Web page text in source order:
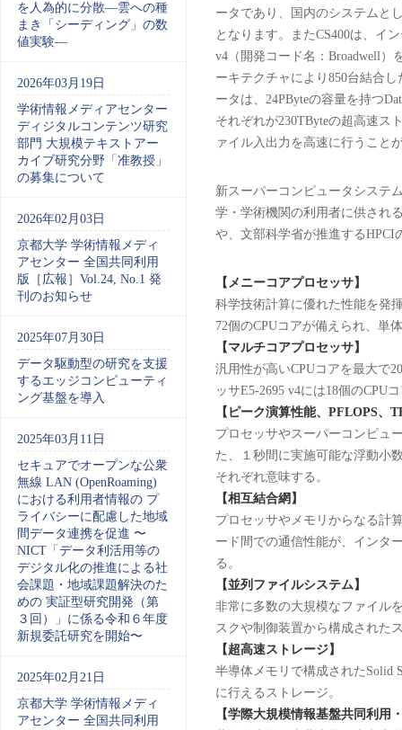
ータであり、国内のシステムと
となります。またCS400は、イ
v4（開発コード名：Broadwell）
ーキテクチャにより850台結合
ータは、24PByteの容量を持つ
それぞれが230TByteの超高速ス
ァイル入出力を高速に行うこと
新スーパーコンピュータシステ
学・学術機関の利用者に供され
や、文部科学省が推進する
【メニーコアプロセッサ】
科学技術計算に優れた性能を発
72個のCPUコアが備えられ、単
【マルチコアプロセッサ】
汎用性が高いCPUコアを最大で
ッサE5-2695 v4には18個のCPU
【ピーク演算性能、 PFLOPS、
プロセッサやスーパーコンピュ
た、１秒間に実施可能な浮動小
それぞれ意味する。
【相互結合網】
プロセッサやメモリからなる計
ード間での通信性能が、インタ
る。
【並列ファイルシステム】
非常に多数の大規模なファイル
スクや制御装置から構成された
【超高速ストレージ】
半導体メモリで構成されたSolid
に行えるストレージ。
【学際大規模情報基盤共同利用
を人為的に分散―雲への種
まき「シーディング」の数
値実験―
2026年03月19日
学術情報メディアセンター
ディジタルコンテンツ研究
部門 大規模テキストアー
カイブ研究分野「准教授」
の募集について
2026年02月03日
京都大学 学術情報メディ
アセンター 全国共同利用
版［広報］Vol.24, No.1 発
刊のお知らせ
2025年07月30日
データ駆動型の研究を支援
するエッジコンピューティ
ング基盤を導入
2025年03月11日
セキュアでオープンな公衆
無線 LAN (OpenRoaming)
における利用者情報の プ
ライバシーに配慮した地域
間データ連携を促進 〜
NICT「データ利活用等の
デジタル化の推進による社
会課題・地域課題解決のた
めの 実証型研究開発（第
３回）」に係る令和６年度
新規委託研究を開始〜
2025年02月21日
京都大学 学術情報メディ
アセンター 全国共同利用